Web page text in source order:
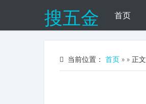
搜五金 首页
当前位置： 首页 » » 正文